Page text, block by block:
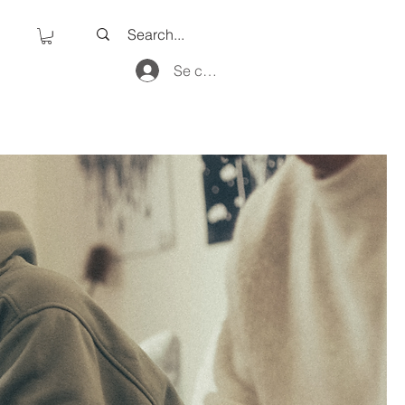
Se connecter